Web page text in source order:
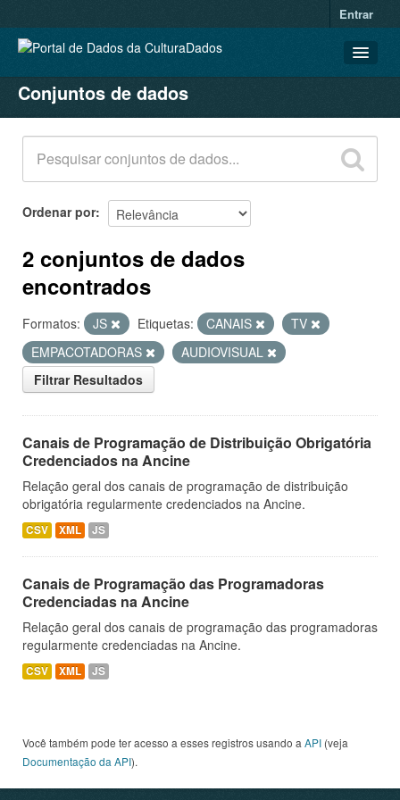
Entrar
CONJUNTOS DE DADOS
ORGANIZAÇÕES
GRUPOS
SOBRE
Conjuntos de dados
Ordenar por
2 conjuntos de dados
encontrados
Formatos: JS Etiquetas: CANAIS
TV
EMPACOTADORAS
AUDIOVISUAL
Filtrar Resultados
Canais de Programação de Distribuição Obrigatória
Credenciados na Ancine
Relação geral dos canais de programação de distribuição
obrigatória regularmente credenciados na Ancine.
CSV XML JS
Canais de Programação das Programadoras
Credenciadas na Ancine
Relação geral dos canais de programação das programadoras
regularmente credenciadas na Ancine.
CSV XML JS
Você também pode ter acesso a esses registros usando a API (veja
Documentação da API).